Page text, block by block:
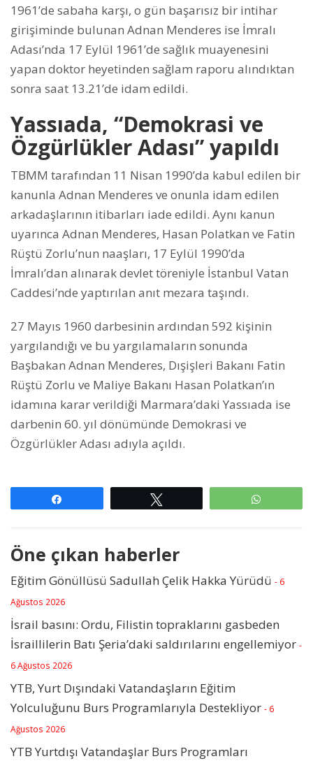
1961’de sabaha karşı, o gün başarısız bir intihar
girişiminde bulunan Adnan Menderes ise İmralı
Adası’nda 17 Eylül 1961’de sağlık muayenesini
yapan doktor heyetinden sağlam raporu alındıktan
sonra saat 13.21’de idam edildi.
Yassıada, “Demokrasi ve
Özgürlükler Adası” yapıldı
TBMM tarafından 11 Nisan 1990’da kabul edilen bir
kanunla Adnan Menderes ve onunla idam edilen
arkadaşlarının itibarları iade edildi. Aynı kanun
uyarınca Adnan Menderes, Hasan Polatkan ve Fatin
Rüştü Zorlu’nun naaşları, 17 Eylül 1990’da
İmralı’dan alınarak devlet töreniyle İstanbul Vatan
Caddesi’nde yaptırılan anıt mezara taşındı.
27 Mayıs 1960 darbesinin ardından 592 kişinin
yargılandığı ve bu yargılamaların sonunda
Başbakan Adnan Menderes, Dışişleri Bakanı Fatin
Rüştü Zorlu ve Maliye Bakanı Hasan Polatkan’ın
idamına karar verildiği Marmara’daki Yassıada ise
darbenin 60. yıl dönümünde Demokrasi ve
Özgürlükler Adası adıyla açıldı.
Öne çıkan haberler
Eğitim Gönüllüsü Sadullah Çelik Hakka Yürüdü - 6
Ağustos 2026
İsrail basını: Ordu, Filistin topraklarını gasbeden
İsraillilerin Batı Şeria’daki saldırılarını engellemiyor -
6 Ağustos 2026
YTB, Yurt Dışındaki Vatandaşların Eğitim
Yolculuğunu Burs Programlarıyla Destekliyor - 6
Ağustos 2026
YTB Yurtdışı Vatandaşlar Burs Programları